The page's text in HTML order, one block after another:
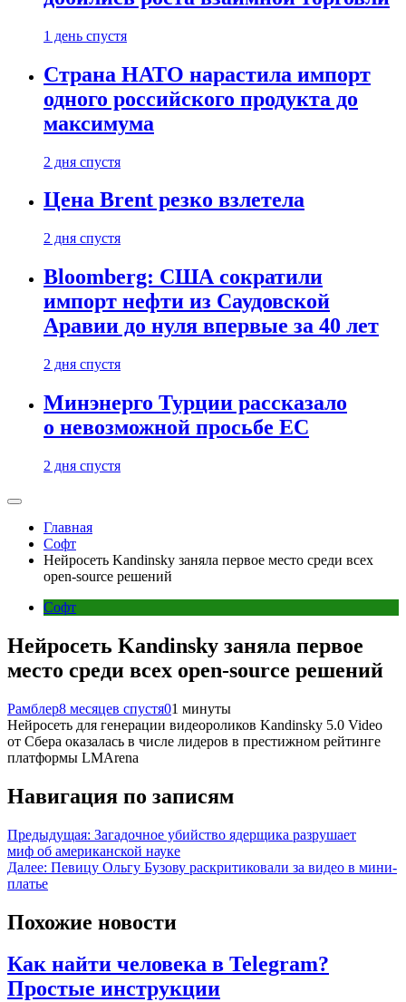
1 день спустя
Страна НАТО нарастила импорт
одного российского продукта до
максимума
2 дня спустя
Цена Brent резко взлетела
2 дня спустя
Bloomberg: США сократили
импорт нефти из Саудовской
Аравии до нуля впервые за 40 лет
2 дня спустя
Минэнерго Турции рассказало
о невозможной просьбе ЕС
2 дня спустя
Главная
Софт
Нейросеть Kandinsky заняла первое место среди всех
open-source решений
Софт
Нейросеть Kandinsky заняла первое
место среди всех open-source решений
Рамблер8 месяцев спустя01 минуты
Нейросеть для генерации видеороликов Kandinsky 5.0 Video
от Сбера оказалась в числе лидеров в престижном рейтинге
платформы LMArena
Навигация по записям
Предыдущая: Загадочное убийство ядерщика разрушает
миф об американской науке
Далее: Певицу Ольгу Бузову раскритиковали за видео в мини-
платье
Похожие новости
Как найти человека в Telegram?
Простые инструкции